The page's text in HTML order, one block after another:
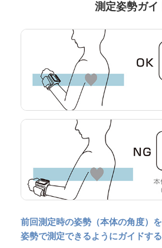
測定姿勢ガイ
前回測定時の姿勢（本体の角度）
姿勢で測定できるようにガイドする